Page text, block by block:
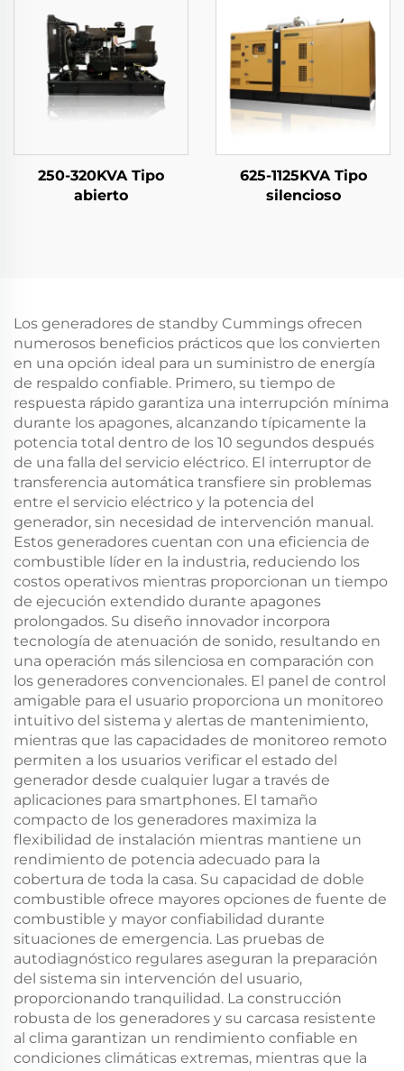
250-320KVA Tipo
abierto
625-1125KVA Tipo
silencioso
Los generadores de standby Cummings ofrecen
numerosos beneficios prácticos que los convierten
en una opción ideal para un suministro de energía
de respaldo confiable. Primero, su tiempo de
respuesta rápido garantiza una interrupción mínima
durante los apagones, alcanzando típicamente la
potencia total dentro de los 10 segundos después
de una falla del servicio eléctrico. El interruptor de
transferencia automática transfiere sin problemas
entre el servicio eléctrico y la potencia del
generador, sin necesidad de intervención manual.
Estos generadores cuentan con una eficiencia de
combustible líder en la industria, reduciendo los
costos operativos mientras proporcionan un tiempo
de ejecución extendido durante apagones
prolongados. Su diseño innovador incorpora
tecnología de atenuación de sonido, resultando en
una operación más silenciosa en comparación con
los generadores convencionales. El panel de control
amigable para el usuario proporciona un monitoreo
intuitivo del sistema y alertas de mantenimiento,
mientras que las capacidades de monitoreo remoto
permiten a los usuarios verificar el estado del
generador desde cualquier lugar a través de
aplicaciones para smartphones. El tamaño
compacto de los generadores maximiza la
flexibilidad de instalación mientras mantiene un
rendimiento de potencia adecuado para la
cobertura de toda la casa. Su capacidad de doble
combustible ofrece mayores opciones de fuente de
combustible y mayor confiabilidad durante
situaciones de emergencia. Las pruebas de
autodiagnóstico regulares aseguran la preparación
del sistema sin intervención del usuario,
proporcionando tranquilidad. La construcción
robusta de los generadores y su carcasa resistente
al clima garantizan un rendimiento confiable en
condiciones climáticas extremas, mientras que la